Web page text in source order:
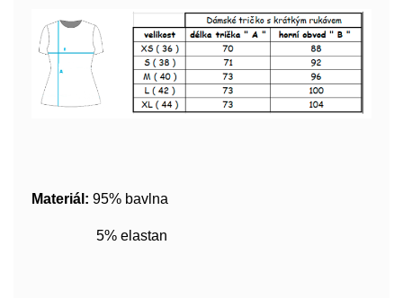
Materiál: 95% bavlna
5% elastan